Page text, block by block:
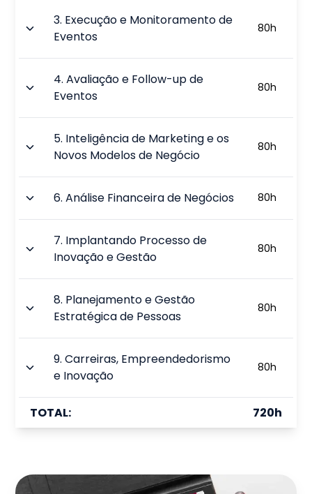
3. Execução e Monitoramento de
Eventos
80h
4.Avaliação e Follow-up de
Eventos
80h
5. Inteligência de Marketing e os
Novos Modelos de Negócio
80h
6.Análise Financeira de Negócios 80h
7. Implantando Processo de
Inovação e Gestão
80h
8. Planejamento e Gestão
Estratégica de Pessoas
80h
9.Carreiras, Empreendedorismo
e Inovação
80h
TOTAL: 720h